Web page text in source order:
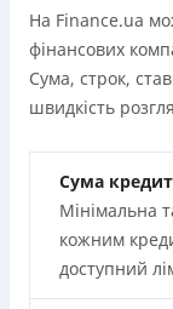
На Finance.ua
фінансових
Сума, строк,
швидкість
Сума
Мінімальна
кожним
доступний